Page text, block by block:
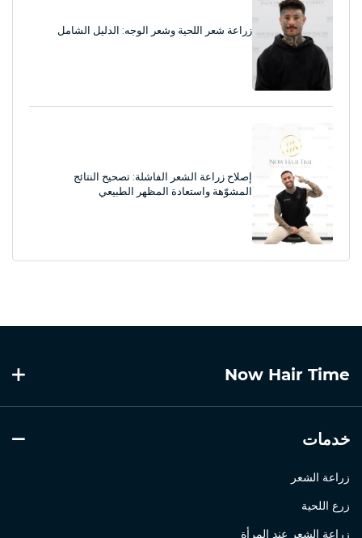
زراعة شعر اللحية وشعر الوجه: الدليل الشامل
إصلاح زراعة الشعر الفاشلة: تصحيح النتائج
المشوّهة واستعادة المظهر الطبيعي
Now Hair Time
خدمات
زراعة الشعر
زرع اللحية
زراعة الشعر عند المرأة